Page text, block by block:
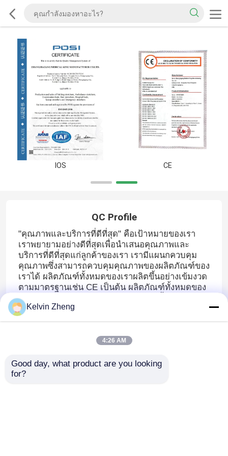
IOS CE
QC Profile
"คุณภาพและบริการที่ดีที่สุด" คือเป้าหมายของเรา
เราพยายามอย่างดีที่สุดเพื่อนำเสนอคุณภาพและ
บริการที่ดีที่สุดแก่ลูกค้าของเรา เรามีแผนกควบคุม
คุณภาพซึ่งสามารถควบคุมคุณภาพของผลิตภัณฑ์ของ
เราได้ ผลิตภัณฑ์ทั้งหมดของเราผลิตขึ้นอย่างเข้มงวด
ตามมาตรฐานเช่น CE เป็นต้น ผลิตภัณฑ์ทั้งหมดของ
เราได้รับการตรวจสอบและทดสอบทีละชิ้นโดยเจ้า
หน้าที่ที่ผ่านการฝึกอบรมมาอย่างดีของเราก่อนที่จะส่ง
มอบให้กับลูกค้า โปรดอย่าลังเลที่จะติดต่อกับฉันหาก
Kelvin Zheng
4:26 AM
Good day, what product are you looking
for?